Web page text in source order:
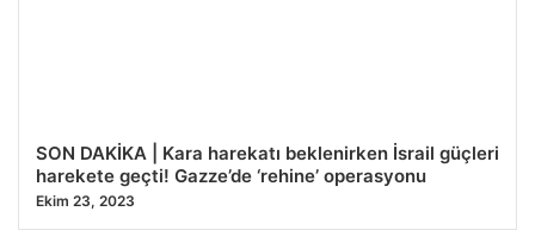
SON DAKİKA | Kara harekatı beklenirken İsrail güçleri
harekete geçti! Gazze’de ‘rehine’ operasyonu
Ekim 23, 2023